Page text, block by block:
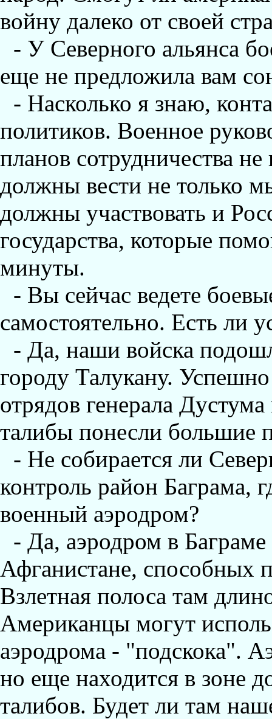
войну далеко от своей
- У Северного альянса
еще не предложила вам
- Насколько я знаю,
политиков. Военное
планов сотрудничества
должны вести не только
должны участвовать и
государства, которые
минуты.
- Вы сейчас ведете
самостоятельно. Есть ли
- Да, наши войска
городу Талукану. Успешно
отрядов генерала
талибы понесли большие
- Не собирается ли
контроль район Баграма,
военный аэродром?
- Да, аэродром в
Афганистане, способных
Взлетная полоса там
Американцы могут
аэродрома - "подскока".
но еще находится в зоне
талибов. Будет ли там